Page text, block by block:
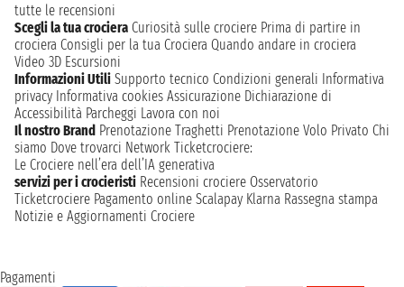
tutte le recensioni
Scegli la tua crociera Curiosità sulle crociere Prima di partire in
crociera Consigli per la tua Crociera Quando andare in crociera
Video 3D Escursioni
Informazioni Utili Supporto tecnico Condizioni generali Informativa
privacy Informativa cookies Assicurazione Dichiarazione di
Accessibilità Parcheggi Lavora con noi
Il nostro Brand Prenotazione Traghetti Prenotazione Volo Privato Chi
siamo Dove trovarci Network Ticketcrociere:
Le Crociere nell’era dell’IA generativa
servizi per i crocieristi Recensioni crociere Osservatorio
Ticketcrociere Pagamento online Scalapay Klarna Rassegna stampa
Notizie e Aggiornamenti Crociere
Pagamenti